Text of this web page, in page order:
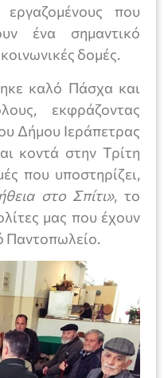
που
ένα σημαντικό
δομές.
καλό Πάσχα και
εκφράζοντας
Δήμου Ιεράπετρας
κοντά στην Τρίτη
που υποστηρίζει,
στο Σπίτι», το
μας που έχουν
Παντοπωλείο.